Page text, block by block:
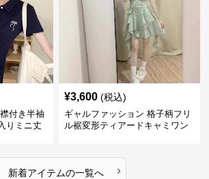
付き半袖
りミニ丈
¥3,600 (税込)
ギャルファッション 格子柄フリ
ル裾変形ティアードキャミワン
新着アイテムの一覧へ ›